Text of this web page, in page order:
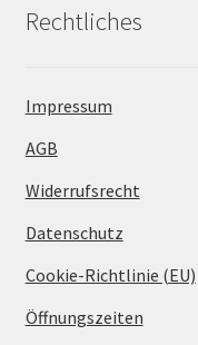
Rechtliches
Impressum
AGB
Widerrufsrecht
Datenschutz
Cookie-Richtlinie (EU)
Öffnungszeiten